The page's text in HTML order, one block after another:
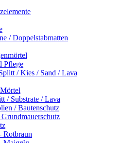
/ Doppelstabmatten
Pflege
/ Kies / Sand / Lava
/ Substrate / Lava
/ Bautenschutz